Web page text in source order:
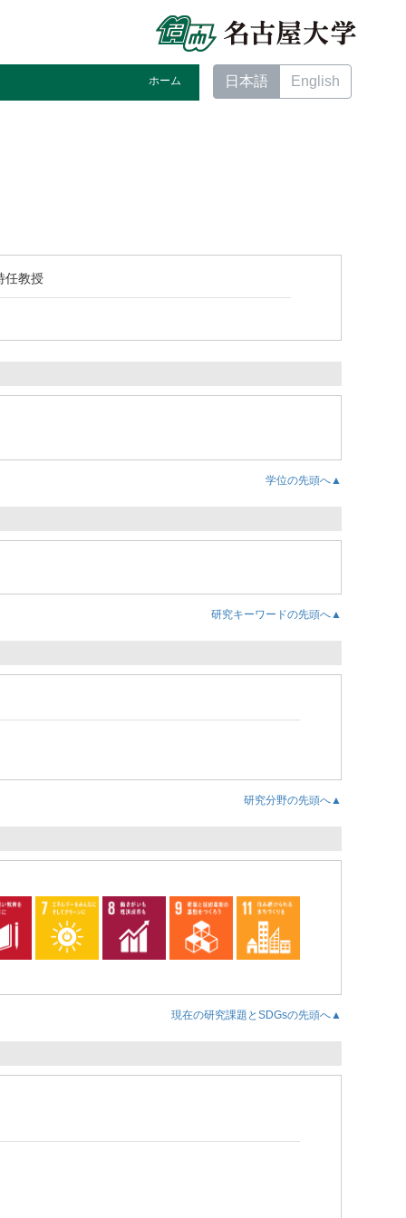
ホーム 日本語 English
任教授
学位の先頭へ▲
研究キーワードの先頭へ▲
研究分野の先頭へ▲
現在の研究課題とSDGsの先頭へ▲